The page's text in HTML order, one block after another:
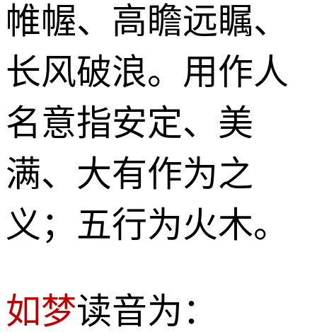
帷幄、高瞻远瞩、
长风破浪。用作人
名意指安定、美
满、大有作为之
义；五行为火木。
如梦读音为：